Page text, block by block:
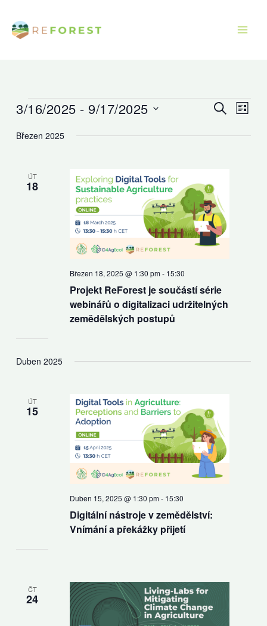
obsah
Akce
Navigace
hledání
Akce
Hledat
3/16/2025 - 9/17/2025
datum.
Březen 2025
ÚT
18
Projekt ReForest je součástí série
webinářů o digitalizaci udržitelných
zemědělských postupů
Březen 18, 2025 @ 1:30 pm- 15:30
Duben 2025
ÚT
15
Digitální nástroje v zemědělství:
Vnímání a překážky přijetí
Duben 15, 2025 @ 1:30 pm- 15:30
ČT
24